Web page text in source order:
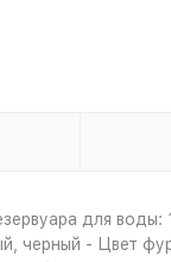
для воды:
черный - Цвет